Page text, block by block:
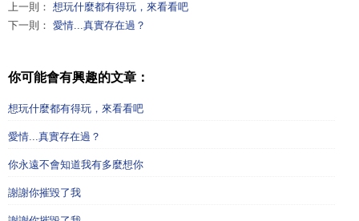
上一則： 想玩什麼都有得玩，來看看吧
下一則： 愛情...真實存在過？
你可能會有興趣的文章：
想玩什麼都有得玩，來看看吧
愛情...真實存在過？
你永遠不會知道我有多麼想你
謝謝你摧毀了我